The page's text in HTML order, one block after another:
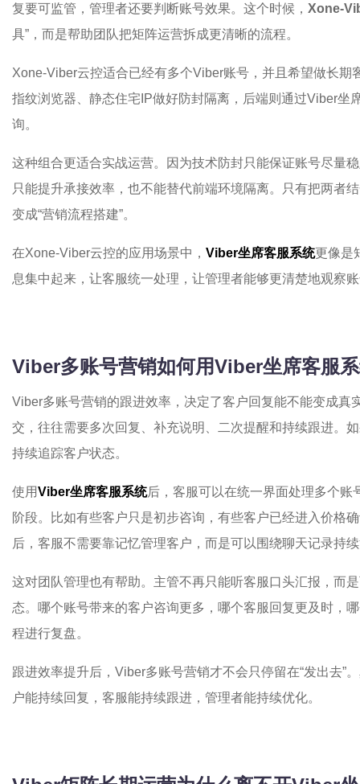
复要可监管，管理者还要判断账号效果。这个时候， Xone-
具”，而是帮助团队把矩阵运营拆成更清晰的流程。
Xone-Viber云控适合已经有多个Viber账号，并且希望做长期
指纹浏览器、静态住宅IP做好防封隔离，后端则通过Viber坐
询。
这种组合更适合实战运营。因为技术防封只能保证账号尽量
只能提升承接效率，也不能替代前端环境隔离。只有把两者
变成“营销流程搭建”。
在Xone-Viber云控的应用场景中， Viber坐席客服系统更像是
息集中起来，让客服统一处理，让管理者能够更清楚地观察
Viber多账号营销如何用Viber坐席客服
Viber多账号营销的跟进效率，决定了客户回复能不能变成真
交，往往需要多次回复、补充说明、二次提醒和持续跟进。
持续追踪客户状态。
使用Viber坐席客服系统后，客服可以在统一界面处理多个账
阶段。比如有些客户只是初步咨询，有些客户已经进入价格
后，客服不需要靠记忆管理客户，而是可以围绕聊天记录持
这对团队管理也有帮助。主管不再只能听客服口头汇报，而
态。哪个账号带来的客户咨询更多，哪个客服回复更及时，
程进行复盘。
跟进效率提升后，Viber多账号营销才不会只停留在“发出去”
户能持续回复，客服能持续跟进，管理者能持续优化。